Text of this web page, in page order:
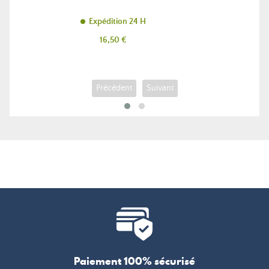
Expédition 24 H
Prix
16,50 €
Précédent Suivant
Paiement 100% sécurisé